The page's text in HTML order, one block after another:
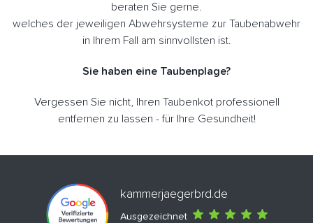
beraten Sie gerne.
welches der jeweiligen Abwehrsysteme zur Taubenabwehr
in Ihrem Fall am sinnvollsten ist.
Sie haben eine Taubenplage?
Vergessen Sie nicht, Ihren Taubenkot professionell
entfernen zu lassen - für Ihre Gesundheit!
kammerjaegerbrd.de
Ausgezeichnet